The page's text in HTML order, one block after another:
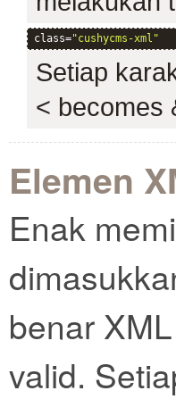
class="cushycms-xml"
Setiap
< becomes
Elemen
Enak
benar
valid.